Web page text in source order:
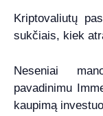
Kriptovaliutų
sukčiais, kiek
Neseniai
pavadinimu
kaupimą